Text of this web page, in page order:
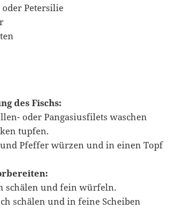
Petersilie
des Fischs:
oder Pangasiusfilets waschen
tupfen.
Pfeffer würzen und in einen Topf
schälen und fein würfeln.
schälen und in feine Scheiben